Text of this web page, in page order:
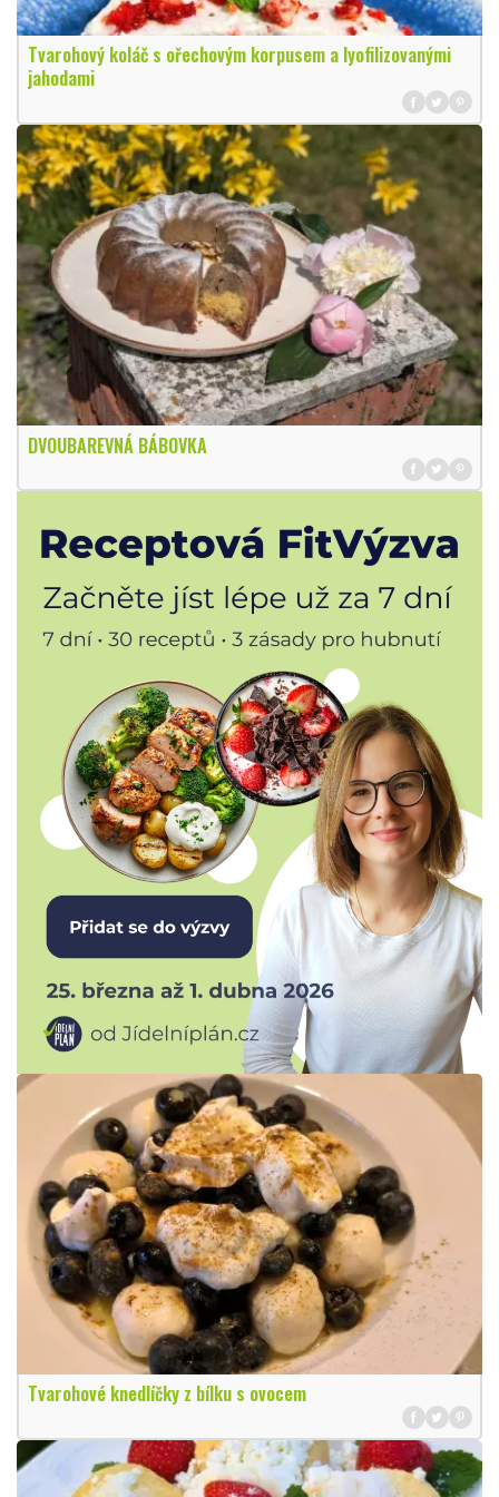
Tvarohový koláč s ořechovým korpusem a lyofilizovanými
jahodami
DVOUBAREVNÁ BÁBOVKA
Tvarohové knedlíčky z bílku s ovocem